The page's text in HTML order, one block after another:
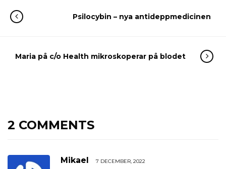
Psilocybin – nya antideppmedicinen
Maria på c/o Health mikroskoperar på blodet
2 COMMENTS
Mikael 7 DECEMBER, 2022